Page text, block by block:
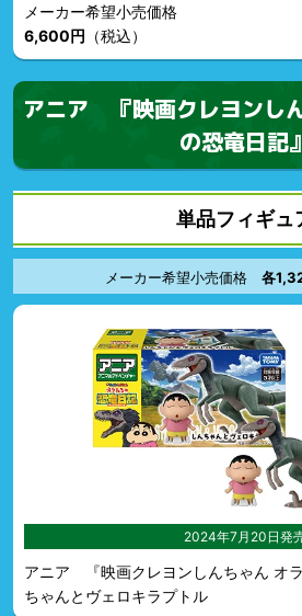
メーカー希望小売価格
6,600円 （税込）
アニア 『映画クレヨンし
の恐竜日記』
単品フィギュ
メーカー希望小売価格 各
2024年7月20日発
アニア 『映画クレヨンしんちゃん オ
ちゃんとヴェロキラプトル